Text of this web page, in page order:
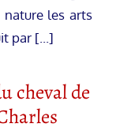
nature les arts
par [...]
cheval de